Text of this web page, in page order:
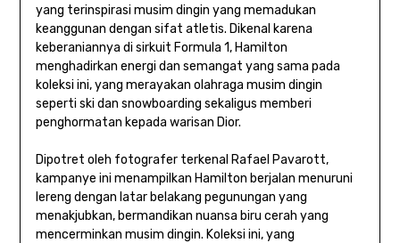
yang terinspirasi musim dingin yang memadukan
keanggunan dengan sifat atletis. Dikenal karena
keberaniannya di sirkuit Formula 1, Hamilton
menghadirkan energi dan semangat yang sama pada
koleksi ini, yang merayakan olahraga musim dingin
seperti ski dan snowboarding sekaligus memberi
penghormatan kepada warisan Dior.
Dipotret oleh fotografer terkenal Rafael Pavarott,
kampanye ini menampilkan Hamilton berjalan menuruni
lereng dengan latar belakang pegunungan yang
menakjubkan, bermandikan nuansa biru cerah yang
mencerminkan musim dingin. Koleksi ini, yang